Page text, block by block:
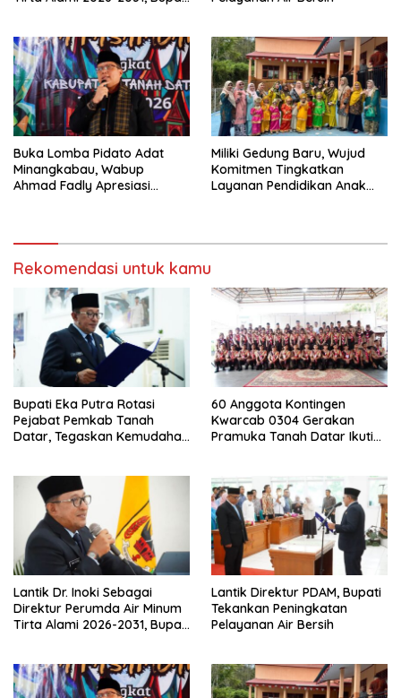
Fakta Integritas Berdasarkan
Visi dan Misi
Buka Lomba Pidato Adat
Minangkabau, Wabup
Ahmad Fadly Apresiasi
Miliki Gedung Baru, Wujud
Komitmen Tingkatkan
Layanan Pendidikan Anak
Rekomendasi untuk kamu
Bupati Eka Putra Rotasi
Pejabat Pemkab Tanah
Datar, Tegaskan Kemudahan
60 Anggota Kontingen
Kwarcab 0304 Gerakan
Pramuka Tanah Datar Ikuti
Lantik Dr. Inoki Sebagai
Direktur Perumda Air Minum
Tirta Alami 2026-2031, Bupati
Fakta Integritas Berdasarkan
Visi dan Misi
Lantik Direktur PDAM, Bupati
Tekankan Peningkatan
Pelayanan Air Bersih